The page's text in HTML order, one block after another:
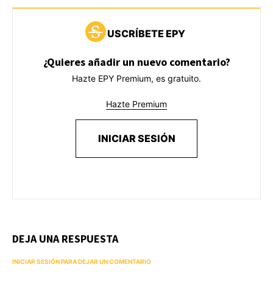
USCRÍBETE EPY
¿Quieres añadir un nuevo comentario?
Hazte EPY Premium, es gratuito.
Hazte Premium
INICIAR SESIÓN
DEJA UNA RESPUESTA
INICIAR SESIÓN PARA DEJAR UN COMENTARIO